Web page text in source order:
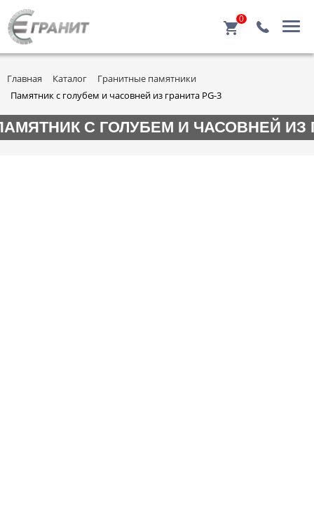
0
Главная Каталог
Гранитные памятники
Памятник с голубем и часовней из гранита PG-3
С ГОЛУБЕМ И ЧАСОВНЕЙ ИЗ